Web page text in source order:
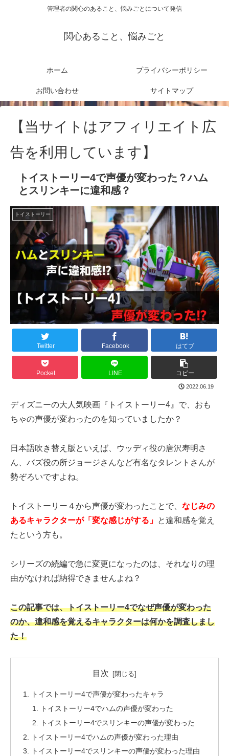
管理者の関心のあること、悩みごとについて発信
関心あること、悩みごと
ホーム プライバシーポリシー
お問い合わせ サイトマップ
【当サイトはアフィリエイト広
告を利用しています】
トイストーリー4で声優が変わった？ハム
とスリンキーに違和感？
トイストーリー
Twitter Facebook はてブ
Pocket LINE コピー
2022.06.19
ディズニーの大人気映画『トイストーリー4』で、おも
ちゃの声優が変わったのを知っていましたか？
日本語吹き替え版といえば、ウッディ役の唐沢寿明さ
ん、バズ役の所ジョージさんなど有名なタレントさんが
勢ぞろいですよね。
トイストーリー４から声優が変わったことで、 なじみの
あるキャラクターが「変な感じがする」 と違和感を覚え
たという方も。
シリーズの続編で急に変更になったのは、それなりの理
由がなければ納得できませんよね？
この記事では、トイストーリー4でなぜ声優が変わった
のか、違和感を覚えるキャラクターは何かを調査しまし
た！
目次
トイストーリー4で声優が変わったキャラ
トイストーリー4でハムの声優が変わった
トイストーリー4でスリンキーの声優が変わった
トイストーリー4でハムの声優が変わった理由
トイストーリー4でスリンキーの声優が変わった理由